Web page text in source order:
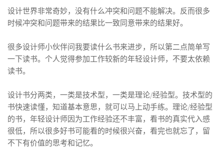
设计世界非常奇妙，没有什么冲突和问题不能解决。反而很多
时候冲突和问题带来的结果比一致同意带来的结果好。
很多设计师小伙伴问我要读什么书来进步，所以第二点简单写
一下读书。个人觉得参加工作较新的年轻设计师，不要太依赖
读书。
设计书分两类，一类是技术型，一类是理论/经验型。技术型的
书快速读懂，知道基本意思，就可以马上动手练。理论/经验型
的书，年轻设计师因为工作经验还不丰富，看书的真实代入感
很低，所以很多好书可能看的时候很兴奋，看完也就忘了，留
不下有价值的思考和记忆。